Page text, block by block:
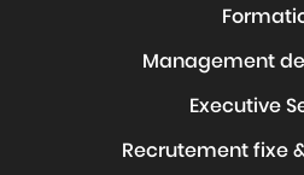
Management
Executive
Recrutement fixe